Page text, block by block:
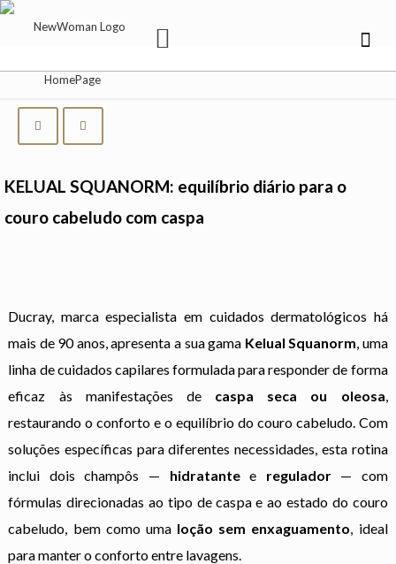
KELUAL SQUANORM: equilíbrio diário para o
couro cabeludo com caspa
Ducray, marca especialista em cuidados dermatológicos há
mais de 90 anos, apresenta a sua gama Kelual Squanorm, uma
linha de cuidados capilares formulada para responder de forma
eficaz às manifestações de caspa seca ou oleosa,
restaurando o conforto e o equilíbrio do couro cabeludo. Com
soluções específicas para diferentes necessidades, esta rotina
inclui dois champôs — hidratantee regulador— com
fórmulas direcionadas ao tipo de caspa e ao estado do couro
cabeludo, bem como uma loção sem enxaguamento, ideal
para manter o conforto entre lavagens.